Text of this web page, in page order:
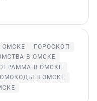
ГОРОСКОП
В ОМСКЕ
В ОМСКЕ
В ОМСКЕ